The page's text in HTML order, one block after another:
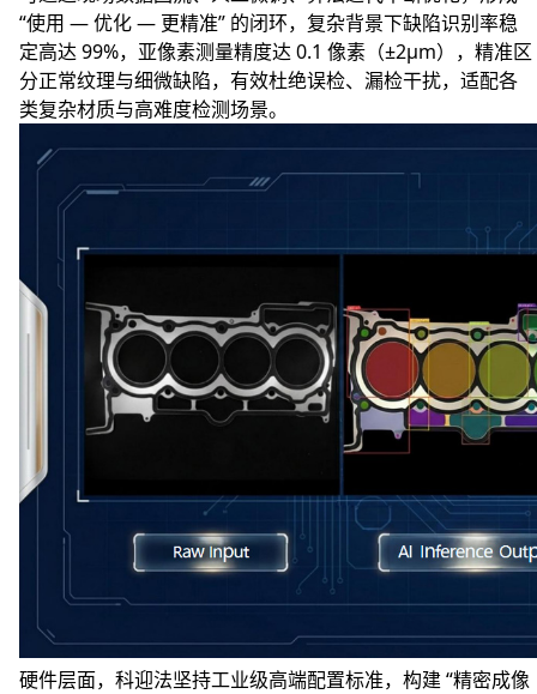
“使用 — 优化 — 更精准” 的闭环，复杂背景下缺陷识别率稳
定高达 99%，亚像素测量精度达 0.1 像素（±2μm），精准区
分正常纹理与细微缺陷，有效杜绝误检、漏检干扰，适配各
类复杂材质与高难度检测场景。
硬件层面，科迎法坚持工业级高端配置标准，构建 “精密成像